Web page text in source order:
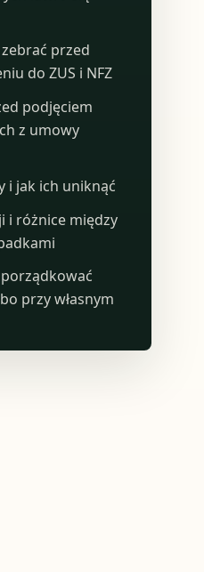
przed
do ZUS i NFZ
podjęciem
z umowy
i jak ich uniknąć
i różnice między
przy własnym